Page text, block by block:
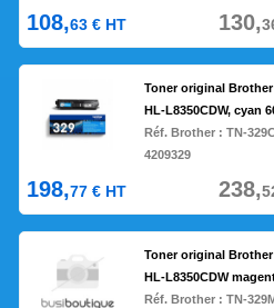
108,63 € HT 130,
Toner original
HL-L8350CDW, cyan
Réf. Brother :TN-
4209329
198,77 € HT 238,
Toner original
HL-L8350CDW
Réf. Brother :TN-